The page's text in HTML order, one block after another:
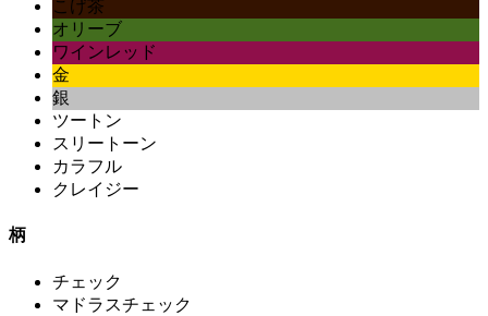
こげ茶
オリーブ
ワインレッド
金
銀
ツートン
スリートーン
カラフル
クレイジー
柄
チェック
マドラスチェック